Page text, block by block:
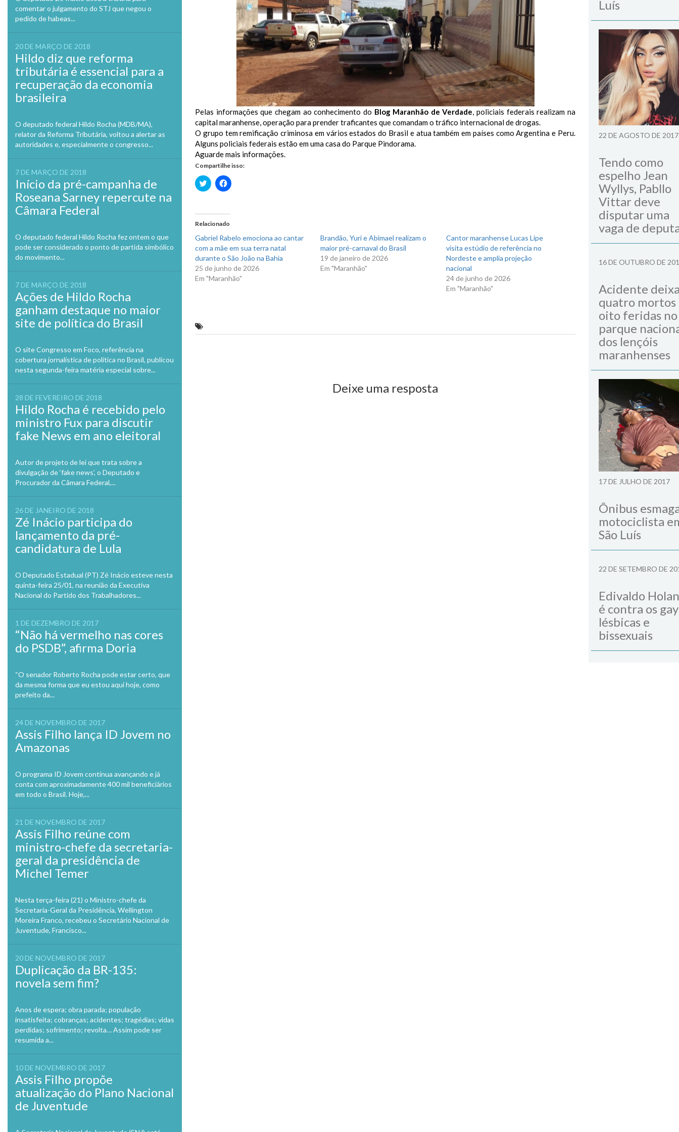
comentar o julgamento do STJ que negou o
pedido de habeas...
20 DE MARÇO DE 2018
Hildo diz que reforma
tributária é essencial para a
recuperação da economia
brasileira
O deputado federal Hildo Rocha (MDB/MA),
relator da Reforma Tributária, voltou a alertar as
autoridades e, especialmente o congresso...
7 DE MARÇO DE 2018
Início da pré-campanha de
Roseana Sarney repercute na
Câmara Federal
O deputado federal Hildo Rocha fez ontem o que
pode ser considerado o ponto de partida simbólico
do movimento...
7 DE MARÇO DE 2018
Ações de Hildo Rocha
ganham destaque no maior
site de política do Brasil
O site Congresso em Foco, referência na
cobertura jornalística de política no Brasil, publicou
nesta segunda-feira matéria especial sobre...
28 DE FEVEREIRO DE 2018
Hildo Rocha é recebido pelo
ministro Fux para discutir
fake News em ano eleitoral
Autor de projeto de lei que trata sobre a
divulgação de ‘fake news’, o Deputado e
Procurador da Câmara Federal,...
26 DE JANEIRO DE 2018
Zé Inácio participa do
lançamento da pré-
candidatura de Lula
O Deputado Estadual (PT) Zé Inácio esteve nesta
quinta-feira 25/01, na reunião da Executiva
Nacional do Partido dos Trabalhadores...
1 DE DEZEMBRO DE 2017
“Não há vermelho nas cores
do PSDB”, afirma Doria
“O senador Roberto Rocha pode estar certo, que
da mesma forma que eu estou aqui hoje, como
prefeito da...
24 DE NOVEMBRO DE 2017
Assis Filho lança ID Jovem no
Amazonas
O programa ID Jovem continua avançando e já
conta com aproximadamente 400 mil beneficiários
em todo o Brasil. Hoje,...
21 DE NOVEMBRO DE 2017
Assis Filho reúne com
ministro-chefe da secretaria-
geral da presidência de
Michel Temer
Nesta terça-feira (21) o Ministro-chefe da
Secretaria-Geral da Presidência, Wellington
Moreira Franco, recebeu o Secretário Nacional de
Juventude, Francisco...
20 DE NOVEMBRO DE 2017
Duplicação da BR-135:
novela sem fim?
Anos de espera; obra parada; população
insatisfeita; cobranças; acidentes; tragédias; vidas
perdidas; sofrimento; revolta… Assim pode ser
resumida a...
10 DE NOVEMBRO DE 2017
Assis Filho propõe
atualização do Plano Nacional
de Juventude
Pelas informações que chegam ao conhecimento do Blog Maranhão de Verdade, policiais federais realizam na
capital maranhense, operação para prender traficantes que comandam o tráfico internacional de drogas.
O grupo tem remificação criminosa em vários estados do Brasil e atua também em países como Argentina e Peru.
Alguns policiais federais estão em uma casa do Parque Pindorama.
Aguarde mais informações.
Compartilhe isso:
Clique
para
em
nova
janela)
Clique
para
em
nova
janela)
Relacionado
Gabriel Rabelo emociona ao cantar
com a mãe em sua terra natal
durante o São João na Bahia
25 de junho de 2026
Em "Maranhão"
Brandão, Yuri e Abimael realizam o
maior pré-carnaval do Brasil
19 de janeiro de 2026
Em "Maranhão"
Cantor maranhense Lucas Lipe
visita estúdio de referência no
Nordeste e amplia projeção
nacional
24 de junho de 2026
Em "Maranhão"
Deixe uma resposta
Luís
22 DE AGOSTO DE 2017
Tendo como
espelho Jean
Wyllys, Pabllo
Vittar deve
disputar uma
vaga de
16 DE OUTUBRO DE
Acidente
quatro mortos
oito feridas no
parque
dos lençóis
maranhenses
17 DE JULHO DE 2017
Ônibus
motociclista
São Luís
22 DE SETEMBRO DE
Edivaldo
é contra os
lésbicas e
bissexuais